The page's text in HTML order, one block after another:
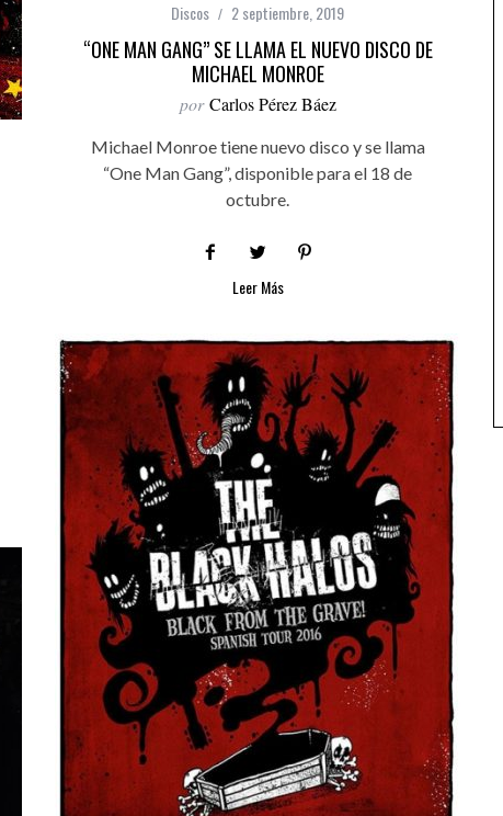
Discos 2 septiembre, 2019
“ONE MAN GANG” SE LLAMA EL NUEVO DISCO DE
MICHAEL MONROE
por Carlos Pérez Báez
Michael Monroe tiene nuevo disco y se llama
“One Man Gang”, disponible para el 18 de
octubre.
Leer Más